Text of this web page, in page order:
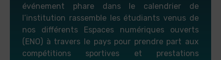
événement phare dans le calendrier de
l’institution rassemble les étudiants venus de
nos différents Espaces numériques ouverts
(ENO) à travers le pays pour prendre part aux
compétitions sportives et prestations